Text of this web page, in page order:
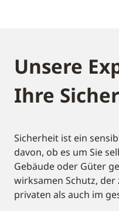
Unsere
Ihre
Sicherheit ist ein
davon, ob es um Sie
Gebäude oder Güter
wirksamen Schutz,
privaten als auch im